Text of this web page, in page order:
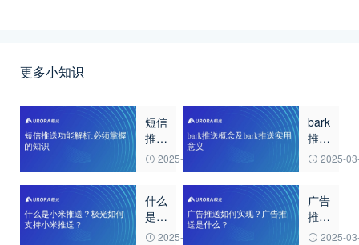
更多小知识
短信
推送
功能
必须
掌握
的知
2025-03-20
bark
推送
概念
推送
实用
意义
2025-
什么
是小
米推2025-03-20
广告
推送
如何2025-